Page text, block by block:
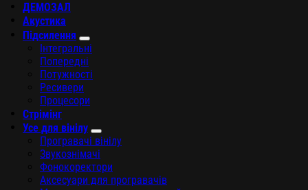
ДЕМОЗАЛ
Акустика
Підсилення
Інтегральні
Попередні
Потужності
Ресивери
Процесори
Стрімінг
Усе для вінілу
Програвачі вінілу
Звукознімачі
Фонокоректори
Аксесуари для програвачів